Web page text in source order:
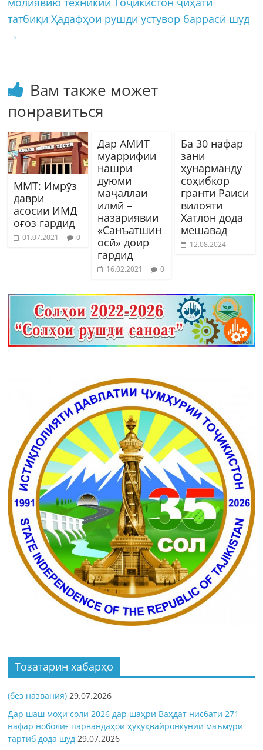
татбиқи Ҳадафҳои рушди устувор баррасӣ шуд
→
Вам также может
понравиться
ММТ: Имрӯз
даври
асосии ИМД
оғоз гардид
01.07.2021 0
Дар АМИТ
муаррифии
нашри
дуюми
маҷаллаи
илмӣ –
назариявии
«Санъатшин
осӣ» доир
гардид
16.02.2021 0
Ба 30 нафар
зани
ҳунарманду
соҳибкор
гранти Раиси
вилояти
Хатлон дода
мешавад
12.08.2024
Тозатарин хабарҳо
(без названия) 29.07.2026
Дар шаш моҳи соли 2026 дар шаҳри Ваҳдат нисбати 271
нафар ноболиғ парвандаҳои ҳуқуқвайронкунии маъмурӣ
тартиб дода шуд 29.07.2026